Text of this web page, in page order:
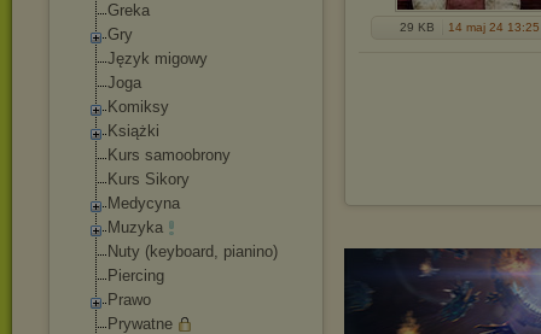
Greka
Gry
Język migowy
Joga
Komiksy
Książki
Kurs samoobrony
Kurs Sikory
Medycyna
Muzyka
Nuty (keyboard, pianino)
Piercing
Prawo
Prywatne
29 KB 14 maj 24 13:25